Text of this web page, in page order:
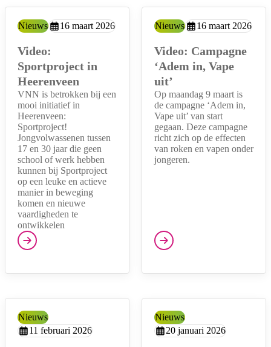
Video:
Sportproject in
Heerenveen
Type:
NieuwsAangemaakt op:
16 maart 2026
VNN is betrokken bij een
mooi initiatief in
Heerenveen:
Sportproject!
Jongvolwassenen tussen
17 en 30 jaar die geen
school of werk hebben
kunnen bij Sportproject
op een leuke en actieve
manier in beweging
komen en nieuwe
vaardigheden te
ontwikkelen
Video: Campagne
‘Adem in, Vape
uit’
Type:
NieuwsAangemaakt op:
16 maart 2026
Op maandag 9 maart is
de campagne ‘Adem in,
Vape uit’ van start
gegaan. Deze campagne
richt zich op de effecten
van roken en vapen onder
jongeren.
Type:
Nieuws
Aangemaakt op:
11 februari 2026
Type:
Nieuws
Aangemaakt op:
20 januari 2026